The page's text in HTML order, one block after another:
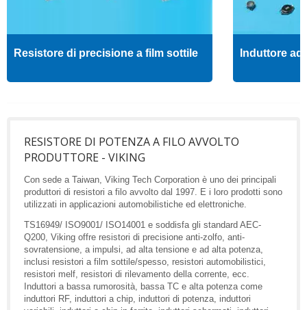
Resistore di precisione a film sottile Induttore
RESISTORE DI POTENZA A FILO AVVOLTO
PRODUTTORE - VIKING
Con sede a Taiwan, Viking Tech Corporation è uno dei principali
produttori di resistori a filo avvolto dal 1997. E i loro prodotti sono
utilizzati in applicazioni automobilistiche ed elettroniche.
TS16949/ ISO9001/ ISO14001 e soddisfa gli standard AEC-
Q200, Viking offre resistori di precisione anti-zolfo, anti-
sovratensione, a impulsi, ad alta tensione e ad alta potenza,
inclusi resistori a film sottile/spesso, resistori automobilistici,
resistori melf, resistori di rilevamento della corrente, ecc.
Induttori a bassa rumorosità, bassa TC e alta potenza come
induttori RF, induttori a chip, induttori di potenza, induttori